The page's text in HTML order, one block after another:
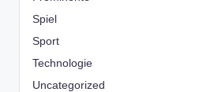
Spiel
Sport
Technologie
Uncategorized